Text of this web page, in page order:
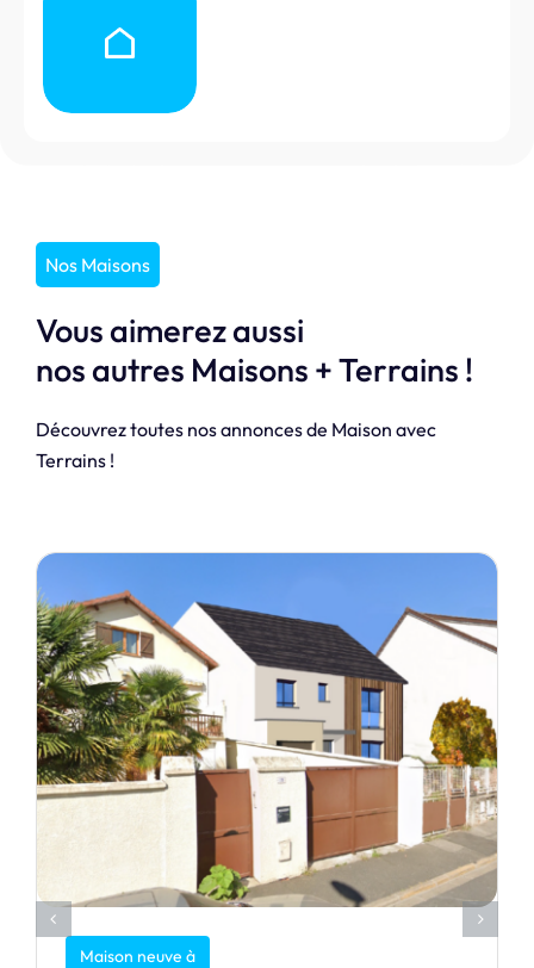
Nos Maisons
Vous aimerez aussi
nos autres Maisons + Terrains !
Découvrez toutes nos annonces de Maison avec
Terrains !
Maison neuve à